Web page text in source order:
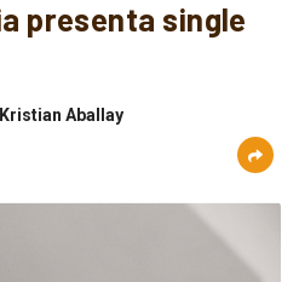
presenta single
Kristian Aballay